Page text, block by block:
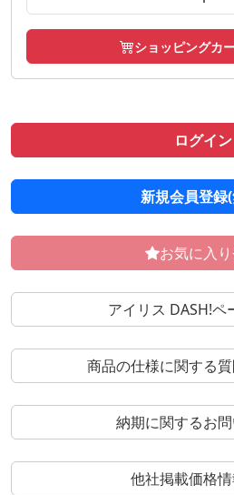
ショッピングカ
ログイン
新規会員登録
お気に入
アイリス DASH!ペ
商品の仕様に関する
納期に関するお
他社掲載価格